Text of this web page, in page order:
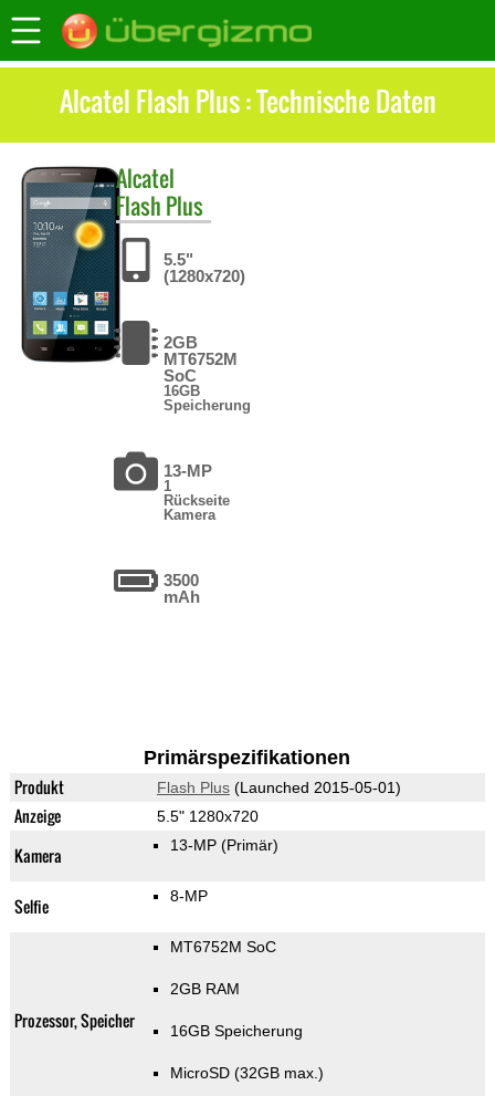
Alcatel Flash Plus : Technische Daten
Alcatel
Flash Plus
5.5"
(1280x720)
2GB
MT6752M
SoC
16GB
Speicherung
13-MP
1
Rückseite
Kamera
3500
mAh
Primärspezifikationen
Produkt Flash Plus(Launched 2015-05-01)
Anzeige 5.5" 1280x720
Kamera 13-MP (Primär)
Selfie 8-MP
Prozessor, Speicher
MT6752M SoC
2GB RAM
16GB Speicherung
MicroSD (32GB max.)